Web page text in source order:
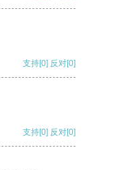
支持[0] 反对[0]
支持[0] 反对[0]